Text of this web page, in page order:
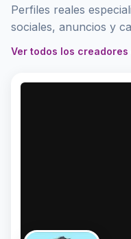
Perfiles reales
sociales, anuncios y
Ver todos los creadores